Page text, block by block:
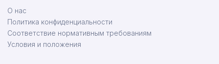
О нас
Политика конфиденциальности
Соответствие нормативным требованиям
Условия и положения